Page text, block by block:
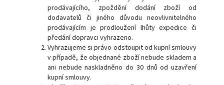
prodávajícího, zpoždění dodání zboží od
dodavatelů či jiného důvodu neovlivnitelného
prodávajícím je prodloužení lhůty expedice či
předání dopravci vyhrazeno.
Vyhrazujeme si právo odstoupit od kupní smlouvy
v případě, že objednané zboží nebude skladem a
ani nebude naskladněno do 30 dnů od uzavření
kupní smlouvy.